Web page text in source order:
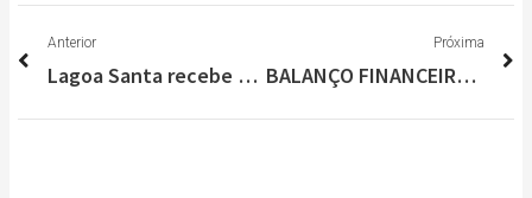
Anterior
Lagoa Santa recebe viatura para prevenção à Violência Doméstica
Próxima
BALANÇO FINANCEIRO 2021 – MOVIMENTO “EMAÚS” HAKUNA MATATA